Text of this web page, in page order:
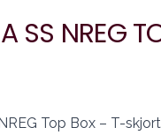
SS NREG
Top Box – T-